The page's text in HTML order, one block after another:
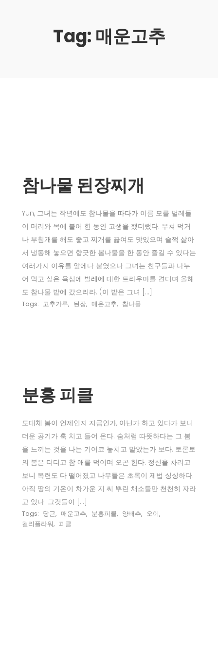
Tag: 매운고추
참나물 된장찌개
Yun, 그녀는 작년에도 참나물을 따다가 이름 모를 벌레들
이 머리와 목에 붙어 한 동안 고생을 했더랬다. 무쳐 먹거
나 부침개를 해도 좋고 찌개를 끓여도 맛있으며 슬쩍 삶아
서 냉동해 놓으면 향긋한 봄나물을 한 동안 즐길 수 있다는
여러가지 이유를 앞에다 붙였으나 그녀는 친구들과 나누
어 먹고 싶은 욕심에 벌레에 대한 트라우마를 견디며 올해
도 참나물 밭에 갔으리라. (이 밭은 그녀 […]
Tags: 고추가루, 된장, 매운고추, 참나물
분홍 피클
도대체 봄이 언제인지 지금인가, 아닌가 하고 있다가 보니
더운 공기가 훅 치고 들어 온다. 숨처럼 따뜻하다는 그 봄
을 느끼는 것을 나는 기어코 놓치고 말았는가 보다. 토론토
의 봄은 더디고 참 애를 먹이며 오곤 한다. 정신을 차리고
보니 목련도 다 떨어졌고 나무들은 초록이 제법 싱싱하다.
아직 땅의 기온이 차가운 지 씨 뿌린 채소들만 천천히 자라
고 있다. 그것들이 […]
Tags: 당근, 매운고추, 분홍피클, 양배추, 오이,
컬리플라워, 피클